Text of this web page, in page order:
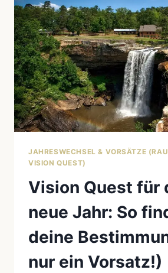
FÜR
DIE
ZEIT
ZWISCHEN
DEN
JAHREN
JAHRESWECHSEL & VORSÄTZE
VISION QUEST)
Vision Quest für
neue Jahr: So
deine
nur ein Vorsatz!)